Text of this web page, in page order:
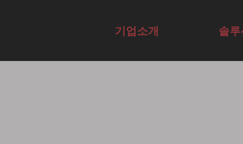
AI 기업 교육 기관 |
기업소개 솔루